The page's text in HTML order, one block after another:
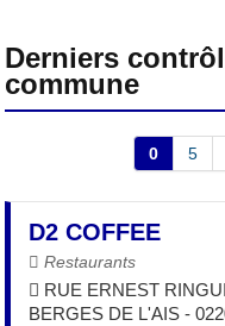
Derniers
commune
0 5
D2 COFFEE
Restaurants
RUE ERNEST
BERGES DE L'AIS -